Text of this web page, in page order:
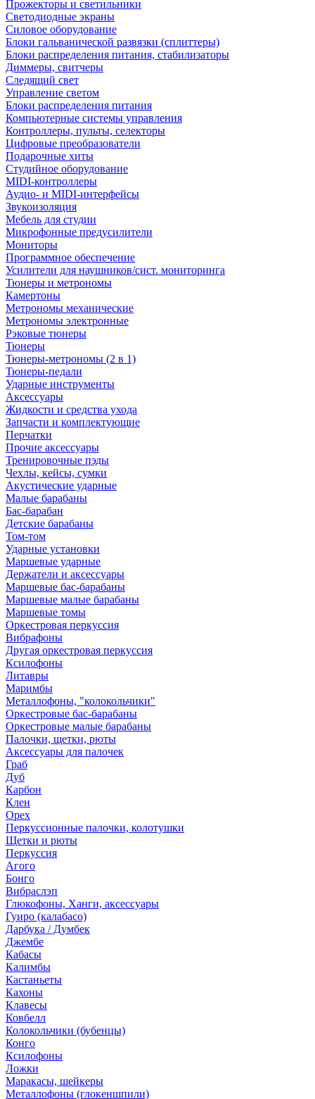
Прожекторы и светильники
Светодиодные экраны
Силовое оборудование
Блоки гальванической развязки (сплиттеры)
Блоки распределения питания, стабилизаторы
Диммеры, свитчеры
Следящий свет
Управление светом
Блоки распределения питания
Компьютерные системы управления
Контроллеры, пульты, селекторы
Цифровые преобразователи
Подарочные хиты
Студийное оборудование
MIDI-контроллеры
Аудио- и MIDI-интерфейсы
Звукоизоляция
Мебель для студии
Микрофонные предусилители
Мониторы
Программное обеспечение
Усилители для наушников/сист. мониторинга
Тюнеры и метрономы
Камертоны
Метрономы механические
Метрономы электронные
Рэковые тюнеры
Тюнеры
Тюнеры-метрономы (2 в 1)
Тюнеры-педали
Ударные инструменты
Аксессуары
Жидкости и средства ухода
Запчасти и комплектующие
Перчатки
Прочие аксессуары
Тренировочные пэды
Чехлы, кейсы, сумки
Акустические ударные
Mалые барабаны
Бас-барабан
Детские барабаны
Том-том
Ударные установки
Маршевые ударные
Держатели и аксессуары
Маршевые бас-барабаны
Маршевые малые барабаны
Маршевые томы
Оркестровая перкуссия
Вибрафоны
Другая оркестровая перкуссия
Ксилофоны
Литавры
Маримбы
Металлофоны, "колокольчики"
Оркестровые бас-барабаны
Оркестровые малые барабаны
Палочки, щетки, рюты
Аксессуары для палочек
Граб
Дуб
Карбон
Клен
Орех
Перкуссионные палочки, колотушки
Щетки и рюты
Перкуссия
Агого
Бонго
Вибраслэп
Глюкофоны, Ханги, аксессуары
Гуиро (калабасо)
Дарбука / Думбек
Джембе
Кабасы
Калимбы
Кастаньеты
Кахоны
Клавесы
Ковбелл
Колокольчики (бубенцы)
Конго
Ксилофоны
Ложки
Маракасы, шейкеры
Металлофоны (глокеншпили)